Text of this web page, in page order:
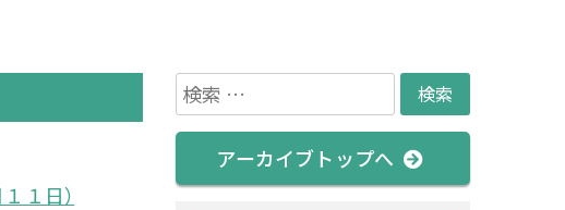
検
索:
アーカイブトップへ
１日）